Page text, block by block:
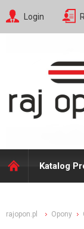
Login
Katalog
rajopon.pl Opony